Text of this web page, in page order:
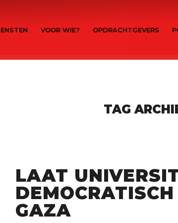
VOOR WIE? OPDRACHTGEVERS
TAG
LAAT
GAZA